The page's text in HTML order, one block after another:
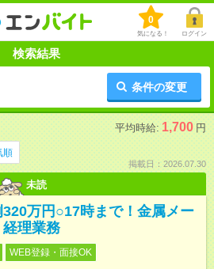
0
気になる！ ログイン
検索結果
条件の変更
平均時給: 1,700 円
順
掲載日：2026.07.30
未読
万円○17時まで！金属メー
理業務
WEB登録・面接OK